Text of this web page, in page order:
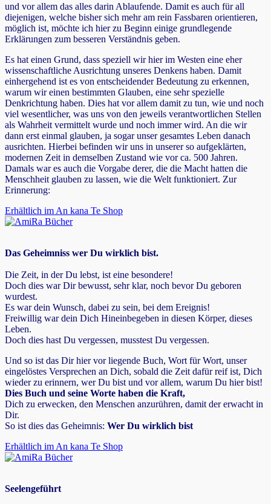
und vor allem das alles darin Ablaufende. Damit es auch für all
diejenigen, welche bisher sich mehr am rein Fassbaren orientieren,
möglich ist, möchte ich hier zu Beginn einige grundlegende
Erklärungen zum besseren Verständnis geben.
Es hat einen Grund, dass speziell wir hier im Westen eine eher
wissenschaftliche Ausrichtung unseres Denkens haben. Damit
einhergehend ist es von entscheidender Bedeutung zu erkennen,
warum wir einen bestimmten Glauben, eine sehr spezielle
Denkrichtung haben. Dies hat vor allem damit zu tun, wie und noch
viel wesentlicher, was uns von den jeweils verantwortlichen Stellen
als Wahrheit vermittelt wurde und noch immer wird. An die wir
dann erst einmal glauben, ja sogar unser gesamtes Leben danach
ausrichten. Hierbei befinden wir uns in unserer so aufgeklärten,
modernen Zeit in demselben Zustand wie vor ca. 500 Jahren.
Damals war es auch die Vorgabe derer, die die Macht hatten die
Menschheit glauben zu lassen, wie die Welt funktioniert. Zur
Erinnerung:
Erhältlich im An kana Te Shop
Das Geheimniss wer Du wirklich bist.
Die Zeit, in der Du lebst, ist eine besondere!
Doch dies war Dir bewusst, sehr klar, noch bevor Du geboren
wurdest.
Es war dein Wunsch, dabei zu sein, bei dem Ereignis!
Freiwillig war dein Dich Hineinbegeben in diesen Körper, dieses
Leben.
Doch dies hast Du vergessen, musstest Du vergessen.
Und so ist das Dir hier vor liegende Buch, Wort für Wort, unser
eingelöstes Versprechen an Dich, sobald die Zeit dafür reif ist, Dich
wieder zu erinnern, wer Du bist und vor allem, warum Du hier bist!
Dies Buch und seine Worte haben die Kraft,
Dich zu erwecken, den Menschen anzurühren, damit der erwacht in
Dir.
So ist dies das Geheimnis: Wer Du wirklich bist
Erhältlich im An kana Te Shop
Seelengeführt